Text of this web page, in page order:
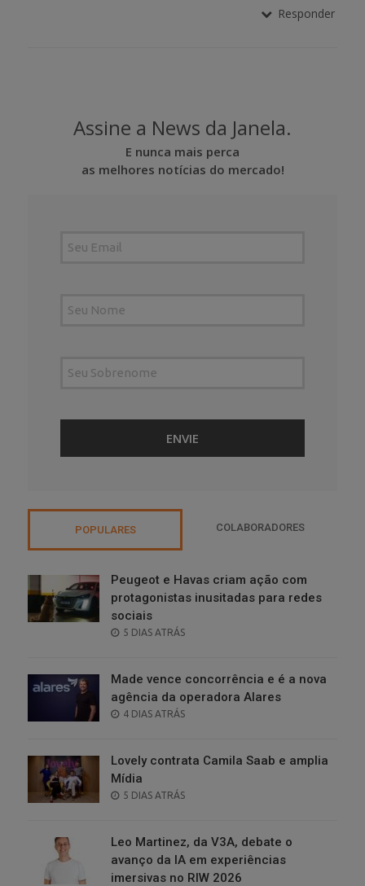
Responder
Assine a News da Janela.
E nunca mais perca
as melhores notícias do mercado!
POPULARES COLABORADORES
Peugeot e Havas criam ação com
protagonistas inusitadas para redes
sociais
POSTED
5 DIAS ATRÁS
Made vence concorrência e é a nova
agência da operadora Alares
POSTED
4 DIAS ATRÁS
Lovely contrata Camila Saab e amplia
Mídia
POSTED
5 DIAS ATRÁS
Leo Martinez, da V3A, debate o
avanço da IA em experiências
imersivas no RIW 2026